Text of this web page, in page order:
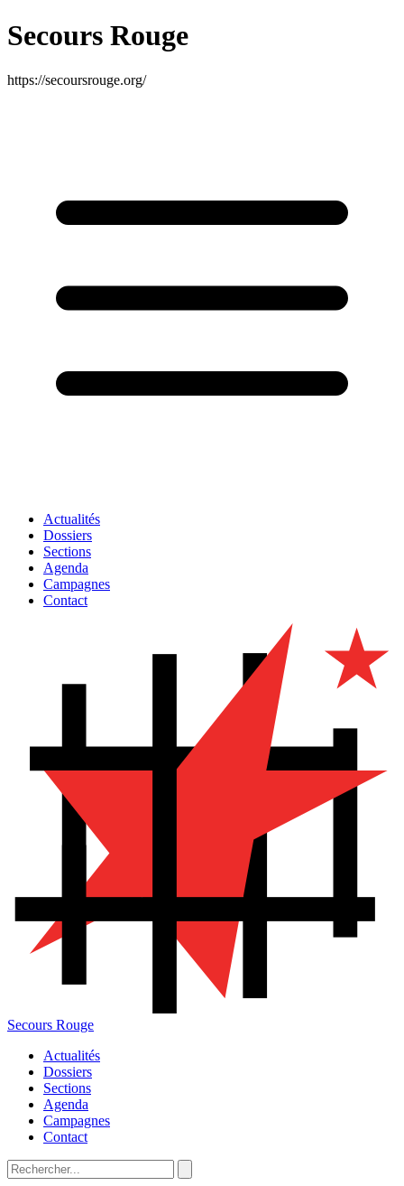
Secours Rouge
https://secoursrouge.org/
Actualités
Dossiers
Sections
Agenda
Campagnes
Contact
Secours Rouge
Actualités
Dossiers
Sections
Agenda
Campagnes
Contact